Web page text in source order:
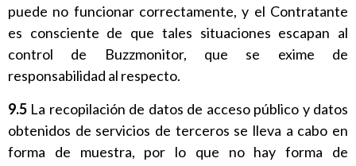
puede no funcionar correctamente, y el Contratante
es consciente de que tales situaciones escapan al
control de Buzzmonitor, que se exime de
responsabilidad al respecto.
9.5 La recopilación de datos de acceso público y datos
obtenidos de servicios de terceros se lleva a cabo en
forma de muestra, por lo que no hay forma de